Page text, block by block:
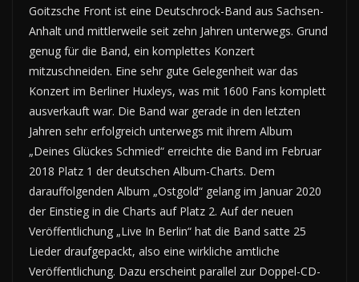
Goitzsche Front ist eine Deutschrock-Band aus Sachsen-
Anhalt und mittlerweile seit zehn Jahren unterwegs. Grund
genug für die Band, ein komplettes Konzert
mitzuschneiden. Eine sehr gute Gelegenheit war das
Konzert im Berliner Huxleys, was mit 1600 Fans komplett
ausverkauft war. Die Band war gerade in den letzten
Jahren sehr erfolgreich unterwegs mit ihrem Album
„Deines Glückes Schmied“ erreichte die Band im Februar
2018 Platz 1 der deutschen Album-Charts. Dem
darauffolgenden Album „Ostgold“ gelang im Januar 2020
der Einstieg in die Charts auf Platz 2. Auf der neuen
Veröffentlichung „Live In Berlin“ hat die Band satte 25
Lieder draufgepackt, also eine wirkliche amtliche
Veröffentlichung. Dazu erscheint parallel zur Doppel-CD-